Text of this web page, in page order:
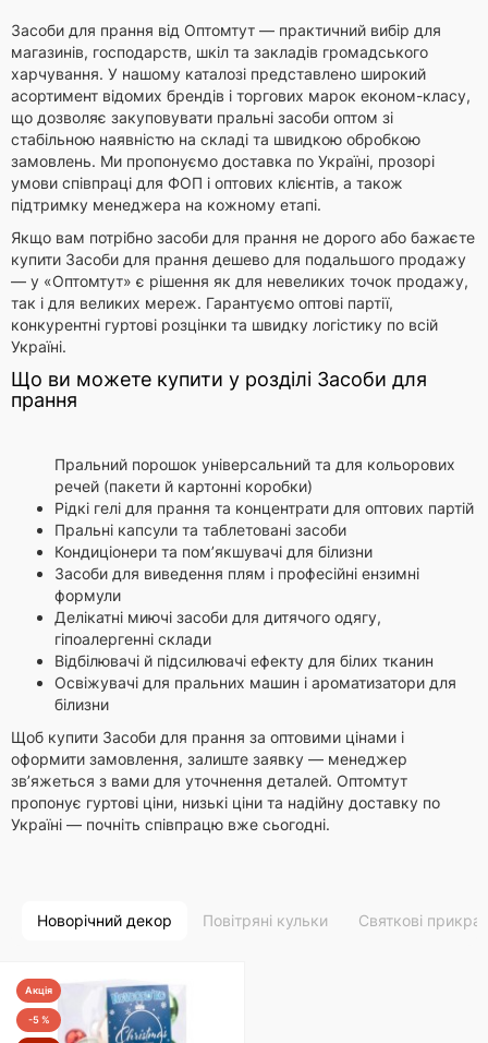
Засоби для прання від Оптомтут — практичний вибір для
магазинів, господарств, шкіл та закладів громадського
харчування. У нашому каталозі представлено широкий
асортимент відомих брендів і торгових марок економ-класу,
що дозволяє закуповувати пральні засоби оптом зі
стабільною наявністю на складі та швидкою обробкою
замовлень. Ми пропонуємо доставка по Україні, прозорі
умови співпраці для ФОП і оптових клієнтів, а також
підтримку менеджера на кожному етапі.
Якщо вам потрібно засоби для прання не дорого або бажаєте
купити Засоби для прання дешево для подальшого продажу
— у «Оптомтут» є рішення як для невеликих точок продажу,
так і для великих мереж. Гарантуємо оптові партії,
конкурентні гуртові розцінки та швидку логістику по всій
Україні.
Що ви можете купити у розділі Засоби для
прання
Пральний порошок універсальний та для кольорових
речей (пакети й картонні коробки)
Рідкі гелі для прання та концентрати для оптових партій
Пральні капсули та таблетовані засоби
Кондиціонери та пом’якшувачі для білизни
Засоби для виведення плям і професійні ензимні
формули
Делікатні миючі засоби для дитячого одягу,
гіпоалергенні склади
Відбілювачі й підсилювачі ефекту для білих тканин
Освіжувачі для пральних машин і ароматизатори для
білизни
Щоб купити Засоби для прання за оптовими цінами і
оформити замовлення, залиште заявку — менеджер
зв’яжеться з вами для уточнення деталей. Оптомтут
пропонує гуртові ціни, низькі ціни та надійну доставку по
Україні — почніть співпрацю вже сьогодні.
Новорічний декор Повітряні кульки Святкові
Акція
-5 %